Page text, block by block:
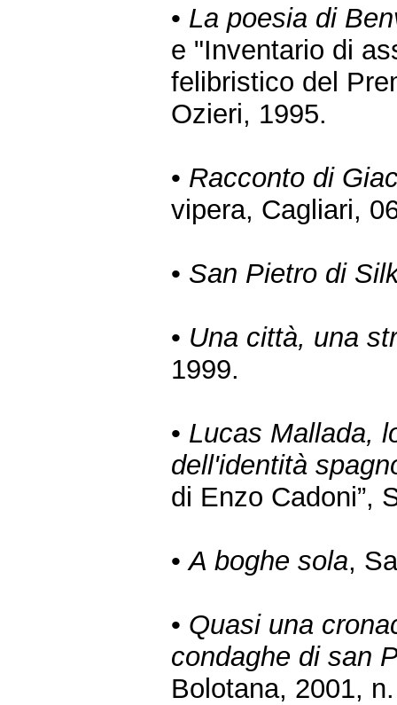
• La poesia di
e "Inventario di
felibristico del
Ozieri, 1995.
• Racconto di
vipera, Cagliari,
• San Pietro di
• Una città, una
1999.
• Lucas Mallada,
dell'identità
di Enzo Cadoni”,
•A boghe sola,
• Quasi una
condaghe di san
Bolotana, 2001,